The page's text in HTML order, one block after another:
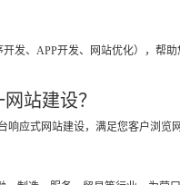
发、APP开发、网站优化），帮
站建设？
应式网站建设，满足您客户浏览